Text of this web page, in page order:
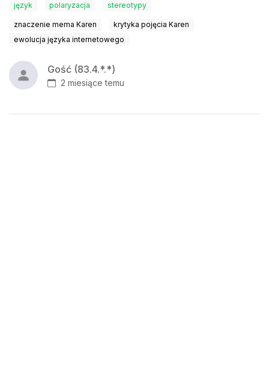
język polaryzacja stereotypy
znaczenie mema Karen
krytyka pojęcia Karen
ewolucja języka internetowego
Gość (83.4.*.*)
2 miesiące temu